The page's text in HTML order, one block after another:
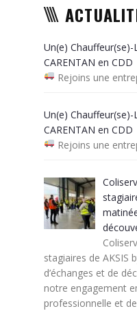
Un(e)
CARENTAN en CDD
Rejoins une
Un(e)
CARENTAN en CDD
Rejoins une
stagiaires de AKSIS
d’échanges et de
notre engagement
professionnelle et